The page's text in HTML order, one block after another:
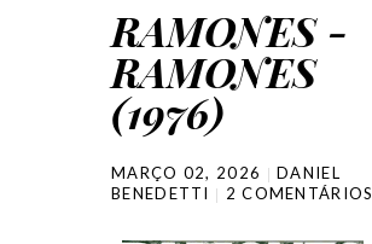
RAMONES -
RAMONES
(1976)
MARÇO 02, 2026
DANIEL
BENEDETTI
2 COMENTÁRIOS